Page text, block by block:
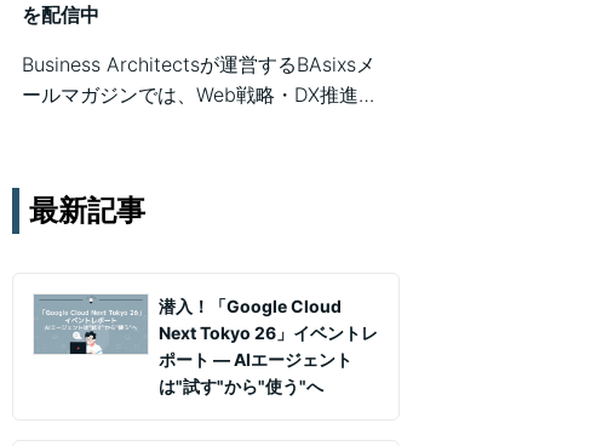
を配信中
Business Architectsが運営するBAsixsメ
ールマガジンでは、Web戦略・DX推進・
通じて課題解決を支援します。
最新記事
潜入！「Google Cloud
Next Tokyo 26」イベントレ
ポート ― AIエージェント
は"試す"から"使う"へ